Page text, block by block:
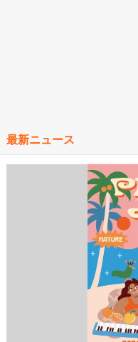
最新ニュース